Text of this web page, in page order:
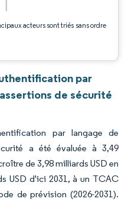
acteurs sont triés sans ordre
par
de sécurité
par langage de
a été évaluée à 3,49
de 3,98 milliards USD en
USD d'ici 2031, à un TCAC
de prévision (2026-2031).